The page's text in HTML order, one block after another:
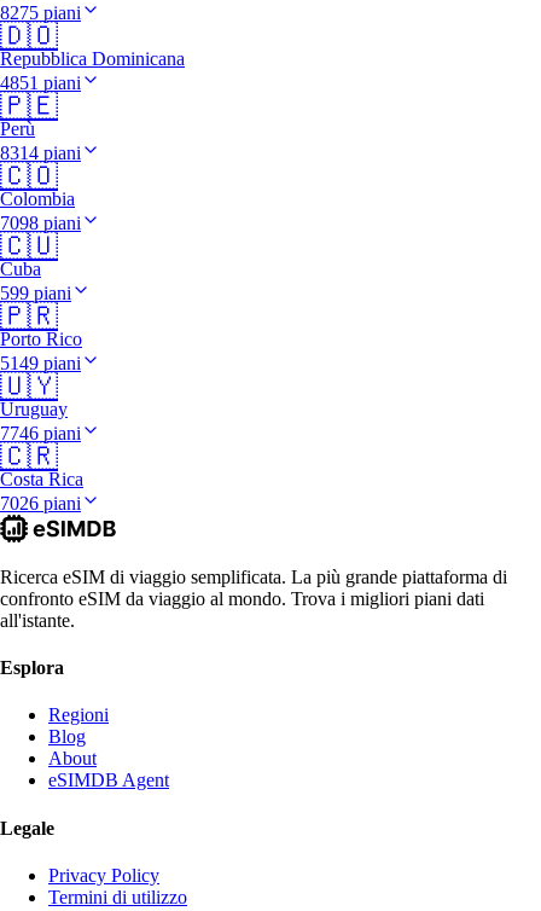
8275 piani
🇩🇴
Repubblica Dominicana
4851 piani
🇵🇪
Perù
8314 piani
🇨🇴
Colombia
7098 piani
🇨🇺
Cuba
599 piani
🇵🇷
Porto Rico
5149 piani
🇺🇾
Uruguay
7746 piani
🇨🇷
Costa Rica
7026 piani
Ricerca eSIM di viaggio semplificata. La più grande piattaforma di
confronto eSIM da viaggio al mondo. Trova i migliori piani dati
all'istante.
Esplora
Regioni
Blog
About
eSIMDB Agent
Legale
Privacy Policy
Termini di utilizzo